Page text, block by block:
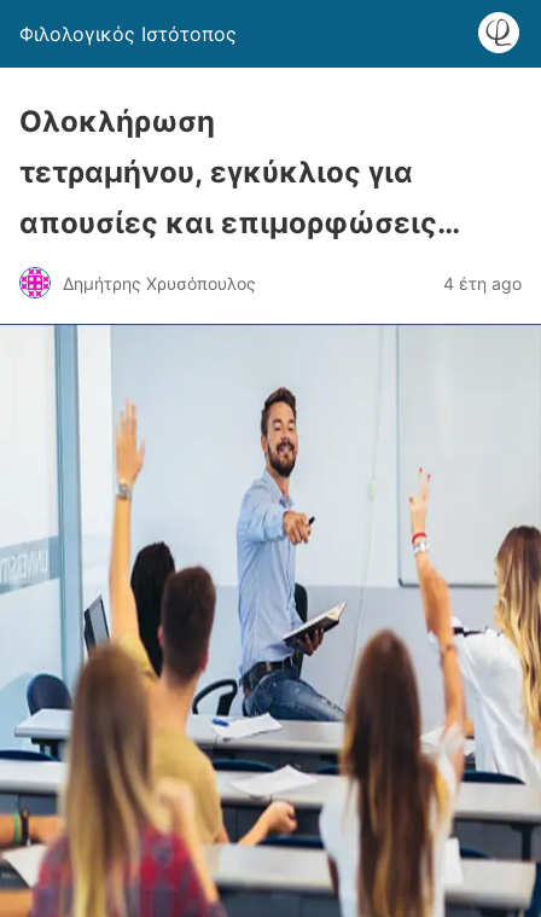
Φιλολογικός Ιστότοπος
Ολοκλήρωση
τετραμήνου, εγκύκλιος για
απουσίες και επιμορφώσεις…
Δημήτρης Χρυσόπουλος 4 έτη ago